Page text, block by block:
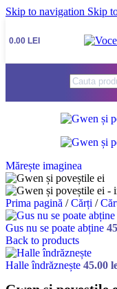
Skip to navigation Skip
0.00 LEI
Mărește imaginea
Prima pagină / Cărți /
Gus nu se poate abține
Back to products
Halle îndrăznește 45.00